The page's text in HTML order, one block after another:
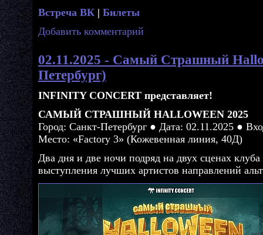
Встреча ВК | Билеты
Добавить комментарий
02.11.2025 - Самый Страшный
Петербург)
INFINITY CONCERT представляет!
САМЫЙ СТРАШНЫЙ HALLOWEEN 2025
Город: Санкт-Петербург ● Дата: 02.11.2025 ●
Место: «Factory 3» (Кожевенная линия, 40Д)
Два дня и две ночи подряд на двух сценах
выступления лучших артистов направлений